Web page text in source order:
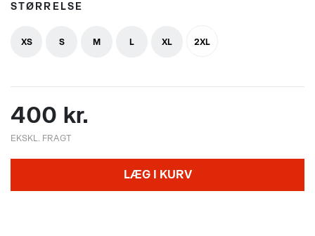
STØRRELSE
XS S M L XL 2XL
400 kr.
EKSKL. FRAGT
LÆG I KURV